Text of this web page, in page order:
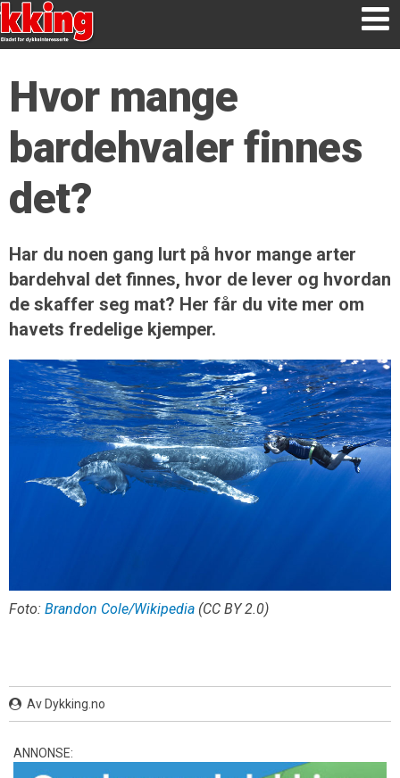
Hvor mange
bardehvaler finnes
det?
Har du noen gang lurt på hvor mange arter
bardehval det finnes, hvor de lever og hvordan
de skaffer seg mat? Her får du vite mer om
havets fredelige kjemper.
Foto: Brandon Cole/Wikipedia (CC BY 2.0)
Av Dykking.no
ANNONSE: